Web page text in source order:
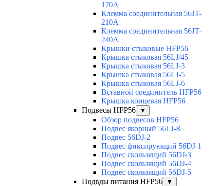
170A
Клемма соединительная 56JT-
210A
Клемма соединительная 56JT-
240A
Крышки стыковые HFP56
Крышка стыковая 56LJ/45
Крышка стыковая 56LJ-3
Крышка стыковая 56LJ-5
Крышка стыковая 56LJ-6
Вставной соединитель HFP56
Крышка концевая HFP56
Подвесы HFP56
▼
Обзор подвесов HFP56
Подвес якорный 56LJ-8
Подвес 56DJ-2
Подвес фиксирующий 56DJ-1
Подвес скользящий 56DJ-3
Подвес скользящий 56DJ-4
Подвес скользящий 56DJ-5
Подвды питания HFP56
▼